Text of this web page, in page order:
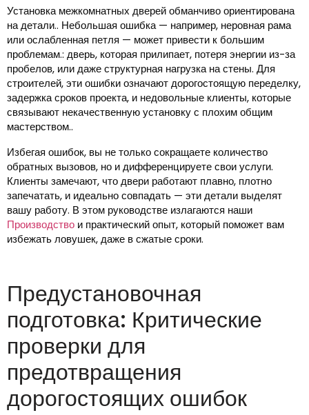
Установка межкомнатных дверей обманчиво ориентирована
на детали.. Небольшая ошибка — например, неровная рама
или ослабленная петля — может привести к большим
проблемам.: дверь, которая прилипает, потеря энергии из-за
пробелов, или даже структурная нагрузка на стены. Для
строителей, эти ошибки означают дорогостоящую переделку,
задержка сроков проекта, и недовольные клиенты, которые
связывают некачественную установку с плохим общим
мастерством..
Избегая ошибок, вы не только сокращаете количество
обратных вызовов, но и дифференцируете свои услуги.
Клиенты замечают, что двери работают плавно, плотно
запечатать, и идеально совпадать — эти детали выделят
вашу работу. В этом руководстве излагаются наши
Производство и практический опыт, который поможет вам
избежать ловушек, даже в сжатые сроки.
Предустановочная
подготовка: Критические
проверки для
предотвращения
дорогостоящих ошибок